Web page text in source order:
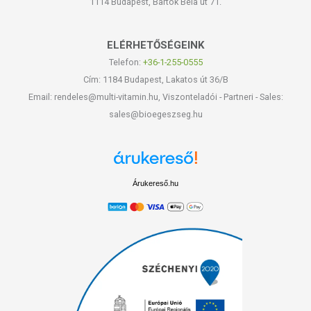
ELÉRHETŐSÉGEINK
Telefon: +36-1-255-0555
Cím: 1184 Budapest, Lakatos út 36/B
Email: rendeles@multi-vitamin.hu, Viszonteladói - Partneri - Sales:
sales@bioegeszseg.hu
Árukereső.hu